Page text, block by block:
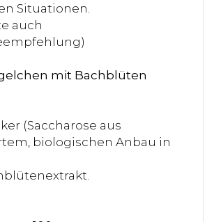
Situationen.
auch
mit Bachblüten
(Saccharose aus
biologischen Anbau in